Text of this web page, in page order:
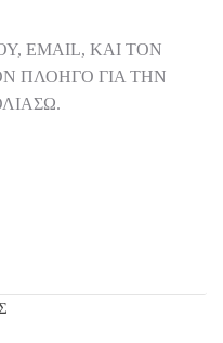
EMAIL, ΚΑΙ ΤΟΝ
ΠΛΟΗΓΌ ΓΙΑ ΤΗΝ